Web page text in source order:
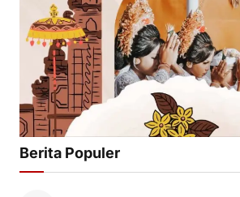
Berita Populer